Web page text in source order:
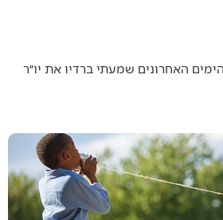
האחרונים שמעתי ברדיו את יו״ר